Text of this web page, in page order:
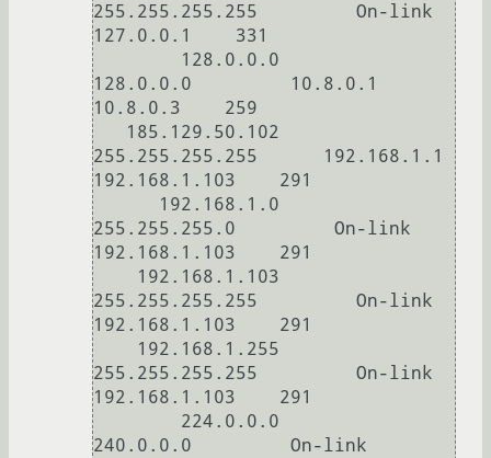
255.255.255.255         On-link
127.0.0.1    331
128.0.0.0         10.8.0.1
10.8.0.3    259
255.255.255.255      192.168.1.1
192.168.1.103    291
255.255.255.0         On-link
192.168.1.103    291
255.255.255.255         On-link
192.168.1.103    291
255.255.255.255         On-link
192.168.1.103    291
240.0.0.0         On-link